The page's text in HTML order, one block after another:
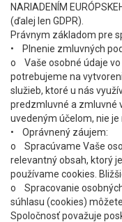
NARIADENÍM
(ďalej len GDPR).
Právnym základom pre
• Plnenie zmluvných
o Vaše osobné údaje
potrebujeme na
služieb, ktoré u nás
predzmluvné a zmluvné
uvedeným účelom, nie
• Oprávnený záujem:
o Spracúvame Vaše
relevantný obsah, ktorý
používame cookies.
o Spracovanie
súhlasu (cookies)
Spoločnosť považuje